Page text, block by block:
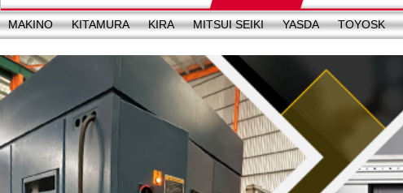
MAKINO KITAMURA KIRA MITSUI SEIKI YASDA TOYOSK